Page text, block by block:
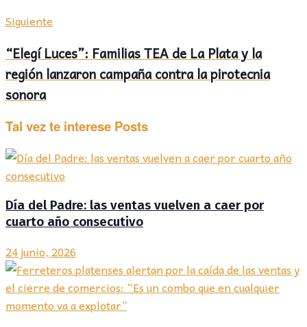
Siguiente
“Elegí Luces”: Familias TEA de La Plata y la
región lanzaron campaña contra la pirotecnia
sonora
Tal vez te interese Posts
Día del Padre: las ventas vuelven a caer por
cuarto año consecutivo
24 junio, 2026